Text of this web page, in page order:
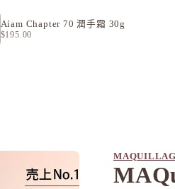
Aíam Chapter 70 潤手霜 30g
$195.00